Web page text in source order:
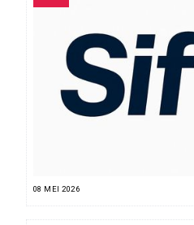
08 MEI 2026